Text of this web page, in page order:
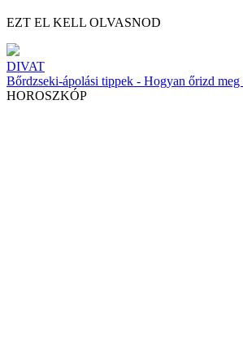
EZT EL KELL OLVASNOD
DIVAT
Bőrdzseki-ápolási tippek - Hogyan őrizd meg
HOROSZKÓP